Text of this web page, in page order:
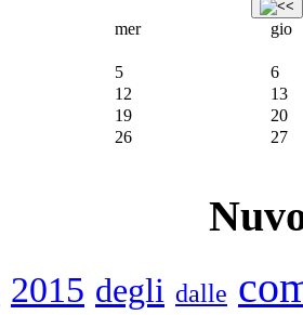
mer gio
5
6
12
13
19
20
26
27
2015 degli dalle